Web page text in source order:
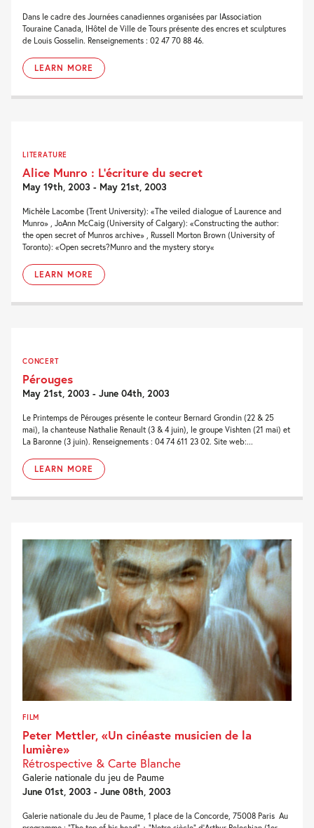
Dans le cadre des Journées canadiennes organisées par lAssociation
Touraine Canada, lHôtel de Ville de Tours présente des encres et sculptures
de Louis Gosselin. Renseignements : 02 47 70 88 46.
LEARN MORE
LITERATURE
Alice Munro : L’écriture du secret
May 19th, 2003 - May 21st, 2003
Michèle Lacombe (Trent University): «The veiled dialogue of Laurence and
Munro» , JoAnn McCaig (University of Calgary): «Constructing the author:
the open secret of Munros archive» , Russell Morton Brown (University of
Toronto): «Open secrets?Munro and the mystery story«
LEARN MORE
CONCERT
Pérouges
May 21st, 2003 - June 04th, 2003
Le Printemps de Pérouges présente le conteur Bernard Grondin (22 & 25
mai), la chanteuse Nathalie Renault (3 & 4 juin), le groupe Vishten (21 mai) et
La Baronne (3 juin). Renseignements : 04 74 611 23 02. Site web:...
LEARN MORE
FILM
Peter Mettler, «Un cinéaste musicien de la
lumière»
Rétrospective & Carte Blanche
Galerie nationale du jeu de Paume
June 01st, 2003 - June 08th, 2003
Galerie nationale du Jeu de Paume, 1 place de la Concorde, 75008 Paris Au